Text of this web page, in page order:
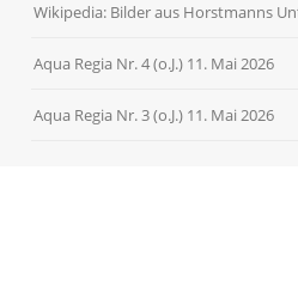
Wikipedia: Bilder aus Horstmanns
Aqua Regia Nr. 4 (o.J.) 11. Mai 2026
Aqua Regia Nr. 3 (o.J.) 11. Mai 2026